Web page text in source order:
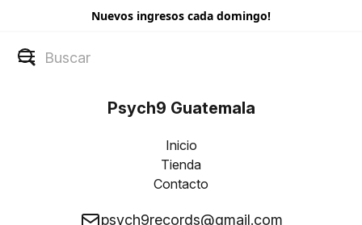
Nuevos ingresos cada domingo!
Psych9 Guatemala
Inicio
Tienda
Contacto
psych9records@gmail.com